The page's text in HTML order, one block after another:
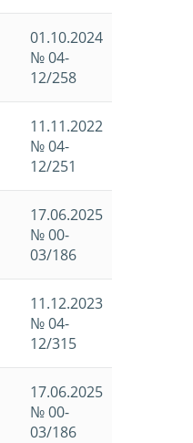
01.10.2024
№ 04-
12/258
11.11.2022
№ 04-
12/251
17.06.2025
№ 00-
03/186
11.12.2023
№ 04-
12/315
17.06.2025
№ 00-
03/186